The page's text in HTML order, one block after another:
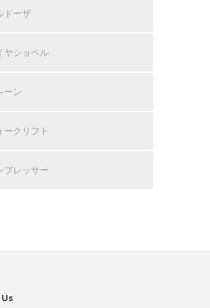
ドーザ
ヤショベル
ーン
ークリフト
プレッサー